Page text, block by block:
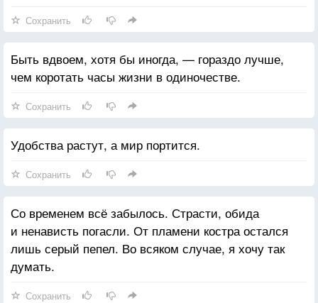
Сохранить
Быть вдвоем, хотя бы иногда, — гораздо лучше,
чем коротать часы жизни в одиночестве.
Сохранить
Удобства растут, а мир портится.
Сохранить
Со временем всё забылось. Страсти, обида
и ненависть погасли. От пламени костра остался
лишь серый пепел. Во всяком случае, я хочу так
думать.
Сохранить